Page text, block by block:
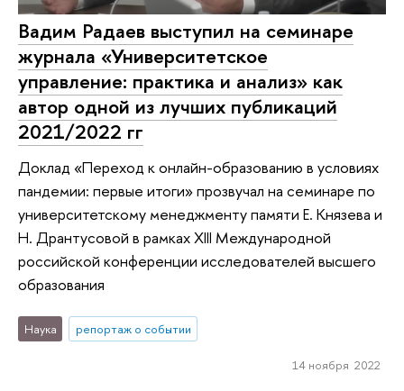
Вадим Радаев выступил на семинаре
журнала «Университетское
управление: практика и анализ» как
автор одной из лучших публикаций
2021/2022 гг
Доклад «Переход к онлайн-образованию в условиях
пандемии: первые итоги» прозвучал на семинаре по
университетскому менеджменту памяти Е. Князева и
Н. Дрантусовой в рамках XIII Международной
российской конференции исследователей высшего
образования
Наука репортаж о событии
14 ноября 2022